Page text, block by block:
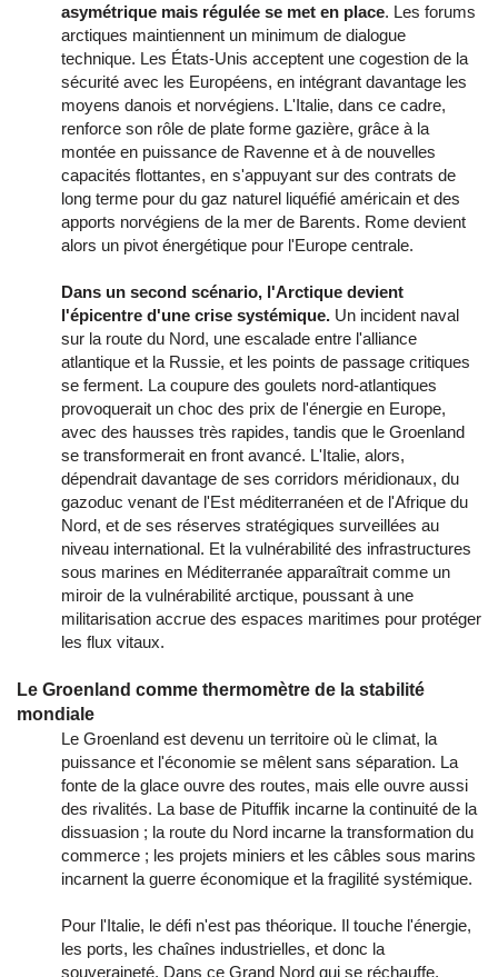
asymétrique mais régulée se met en place. Les forums
arctiques maintiennent un minimum de dialogue
technique. Les États-Unis acceptent une cogestion de la
sécurité avec les Européens, en intégrant davantage les
moyens danois et norvégiens. L'Italie, dans ce cadre,
renforce son rôle de plate forme gazière, grâce à la
montée en puissance de Ravenne et à de nouvelles
capacités flottantes, en s'appuyant sur des contrats de
long terme pour du gaz naturel liquéfié américain et des
apports norvégiens de la mer de Barents. Rome devient
alors un pivot énergétique pour l'Europe centrale.
Dans un second scénario, l'Arctique devient
l'épicentre d'une crise systémique. Un incident naval
sur la route du Nord, une escalade entre l'alliance
atlantique et la Russie, et les points de passage critiques
se ferment. La coupure des goulets nord-atlantiques
provoquerait un choc des prix de l'énergie en Europe,
avec des hausses très rapides, tandis que le Groenland
se transformerait en front avancé. L'Italie, alors,
dépendrait davantage de ses corridors méridionaux, du
gazoduc venant de l'Est méditerranéen et de l'Afrique du
Nord, et de ses réserves stratégiques surveillées au
niveau international. Et la vulnérabilité des infrastructures
sous marines en Méditerranée apparaîtrait comme un
miroir de la vulnérabilité arctique, poussant à une
militarisation accrue des espaces maritimes pour protéger
les flux vitaux.
Le Groenland comme thermomètre de la stabilité
mondiale
Le Groenland est devenu un territoire où le climat, la
puissance et l'économie se mêlent sans séparation. La
fonte de la glace ouvre des routes, mais elle ouvre aussi
des rivalités. La base de Pituffik incarne la continuité de la
dissuasion ; la route du Nord incarne la transformation du
commerce ; les projets miniers et les câbles sous marins
incarnent la guerre économique et la fragilité systémique.
Pour l'Italie, le défi n'est pas théorique. Il touche l'énergie,
les ports, les chaînes industrielles, et donc la
souveraineté. Dans ce Grand Nord qui se réchauffe,